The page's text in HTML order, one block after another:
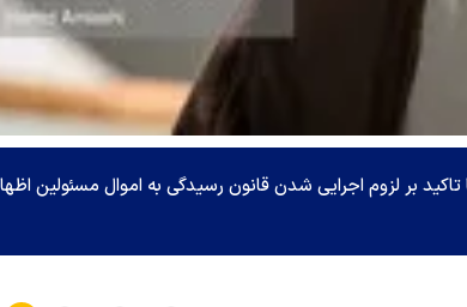
بر لزوم اجرایی شدن قانون رسیدگی به اموال مسئولین